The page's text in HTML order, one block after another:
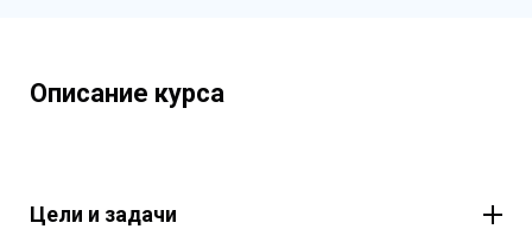
Описание курса
Цели и задачи